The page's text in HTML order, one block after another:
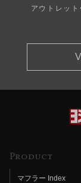
アウトレット
Product
マフラー Index